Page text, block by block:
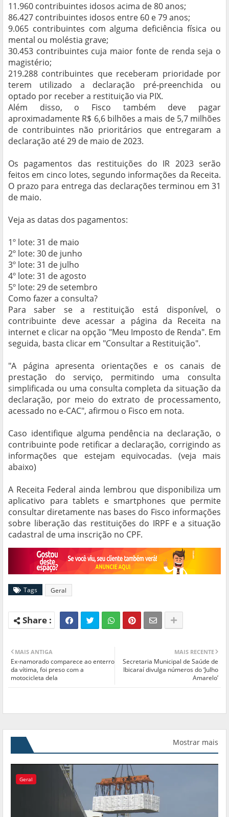
11.960 contribuintes idosos acima de 80 anos;
86.427 contribuintes idosos entre 60 e 79 anos;
9.065 contribuintes com alguma deficiência física ou
mental ou moléstia grave;
30.453 contribuintes cuja maior fonte de renda seja o
magistério;
219.288 contribuintes que receberam prioridade por
terem utilizado a declaração pré-preenchida ou
optado por receber a restituição via PIX.
Além disso, o Fisco também deve pagar
aproximadamente R$ 6,6 bilhões a mais de 5,7 milhões
de contribuintes não prioritários que entregaram a
declaração até 29 de maio de 2023.
Os pagamentos das restituições do IR 2023 serão
feitos em cinco lotes, segundo informações da Receita.
O prazo para entrega das declarações terminou em 31
de maio.
Veja as datas dos pagamentos:
1º lote: 31 de maio
2º lote: 30 de junho
3º lote: 31 de julho
4º lote: 31 de agosto
5º lote: 29 de setembro
Como fazer a consulta?
Para saber se a restituição está disponível, o
contribuinte deve acessar a página da Receita na
internet e clicar na opção "Meu Imposto de Renda". Em
seguida, basta clicar em "Consultar a Restituição".
"A página apresenta orientações e os canais de
prestação do serviço, permitindo uma consulta
simplificada ou uma consulta completa da situação da
declaração, por meio do extrato de processamento,
acessado no e-CAC", afirmou o Fisco em nota.
Caso identifique alguma pendência na declaração, o
contribuinte pode retificar a declaração, corrigindo as
informações que estejam equivocadas. (veja mais
abaixo)
A Receita Federal ainda lembrou que disponibiliza um
aplicativo para tablets e smartphones que permite
consultar diretamente nas bases do Fisco informações
sobre liberação das restituições do IRPF e a situação
cadastral de uma inscrição no CPF.
Tags Geral
MAIS RECENTE
Secretaria Municipal de Saúde de
Ibicaraí divulga números do ‘Julho
Amarelo’
MAIS ANTIGA
Ex-namorado comparece ao enterro
da vítima, foi preso com a
motocicleta dela
Mostrar mais
Geral